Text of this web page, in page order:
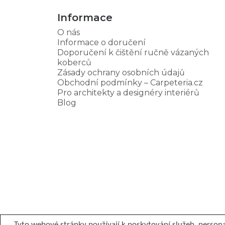
Informace
O nás
Informace o doručení
Doporučení k čištění ručně vázaných
koberců
Zásady ochrany osobních údajů
Obchodní podmínky – Carpeteria.cz
Pro architekty a designéry interiérů
Blog